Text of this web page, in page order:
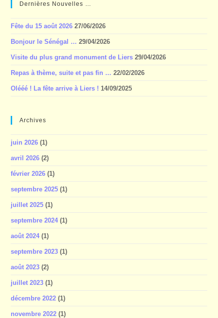
Dernières Nouvelles …
Fête du 15 août 2026 27/06/2026
Bonjour le Sénégal … 29/04/2026
Visite du plus grand monument de Liers 29/04/2026
Repas à thème, suite et pas fin … 22/02/2026
Olééé ! La fête arrive à Liers ! 14/09/2025
Archives
juin 2026 (1)
avril 2026 (2)
février 2026 (1)
septembre 2025 (1)
juillet 2025 (1)
septembre 2024 (1)
août 2024 (1)
septembre 2023 (1)
août 2023 (2)
juillet 2023 (1)
décembre 2022 (1)
novembre 2022 (1)